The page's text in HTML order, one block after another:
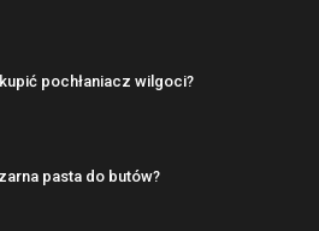
pochłaniacz wilgoci?
pasta do butów?